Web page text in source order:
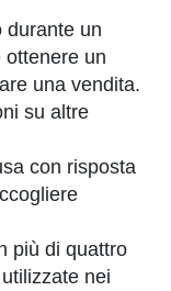
durante un
ottenere un
una vendita.
su altre
con risposta
più di quattro
nei